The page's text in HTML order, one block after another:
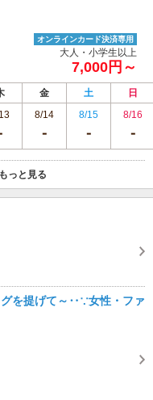
オンラインカード決済専用
大人・小学生以上
7,000円～
金 土
日
8/14 8/15 8/16
っと見る
を提げて～‥∵女性・ファ